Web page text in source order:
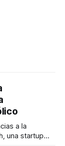
a la
una startup